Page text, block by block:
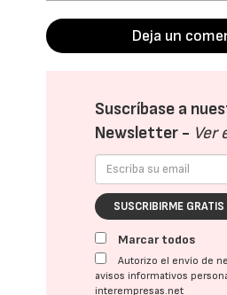
Deja un
Suscríbase a
Newsletter - Ver
SUSCRIBIRME GRATIS
Marcar todos
Autorizo el envío de
avisos informativos
interempresas.net